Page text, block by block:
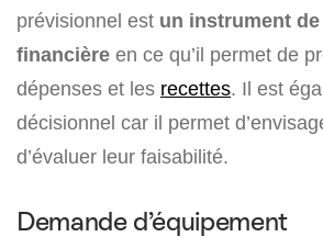
prévisionnel est un instrument
financière en ce qu’il permet de
dépenses et les recettes. Il est
décisionnel car il permet
d’évaluer leur faisabilité.
Demande d’équipement